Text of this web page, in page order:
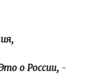
о России,-